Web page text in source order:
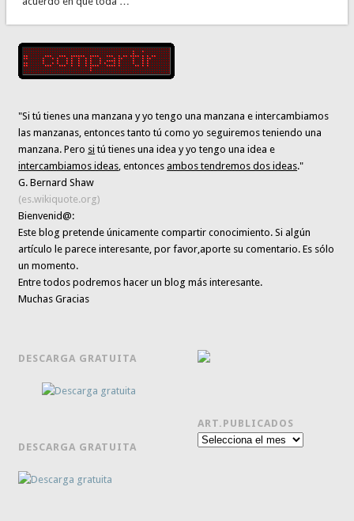
"Si tú tienes una manzana y yo tengo una manzana e intercambiamos
las manzanas, entonces tanto tú como yo seguiremos teniendo una
manzana. Pero si tú tienes una idea y yo tengo una idea e
intercambiamos ideas , entoncesambos tendremos dos ideas."
G. Bernard Shaw
(es.wikiquote.org)
Bienvenid@:
Este blog pretende únicamentecompartir conocimiento. Si algún
artículo le parece interesante,por favor,aporte su comentario. Es sólo
un momento.
Entre todos podremos hacer un blog más interesante.
Muchas Gracias
DESCARGA GRATUITA
DESCARGA GRATUITA
ART.PUBLICADOS
Art.publicados